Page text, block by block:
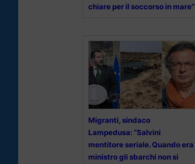
chiare per il soccorso in mare”
Migranti, sindaco
Lampedusa: “Salvini
mentitore seriale. Quando era
ministro gli sbarchi non si